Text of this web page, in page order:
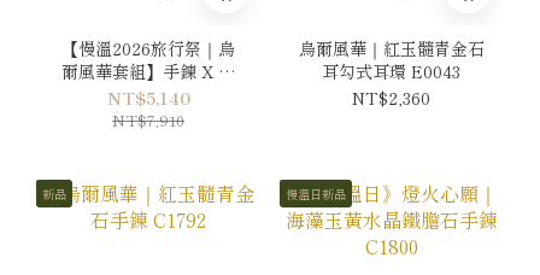
【慢溫2026旅行祭｜烏
爾風華套組】手鍊 X 耳
環
NT$5,140
NT$7,910
烏爾風華｜紅玉髓青金石
耳勾式耳環 E0043
NT$2,360
新品 慢溫日新品